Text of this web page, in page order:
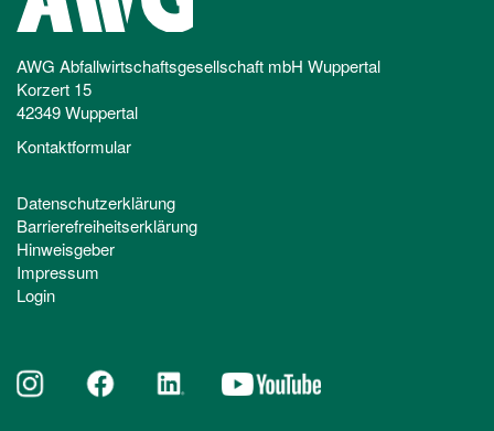
AWG Abfallwirtschaftsgesellschaft mbH Wuppertal
Korzert 15
42349 Wuppertal
Kontaktformular
Datenschutzerklärung
Barrierefreiheitserklärung
Hinweisgeber
Impressum
Login